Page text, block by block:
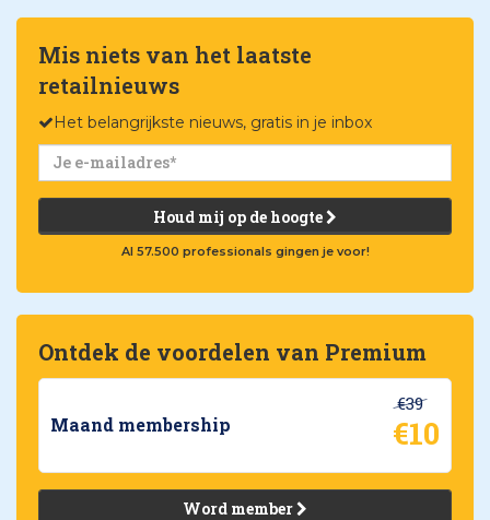
Mis niets van het laatste
retailnieuws
Het belangrijkste nieuws, gratis in je inbox
Houd mij op de hoogte
Al 57.500 professionals gingen je voor!
Ontdek de voordelen van Premium
Maand membership
€39
€10
Word member